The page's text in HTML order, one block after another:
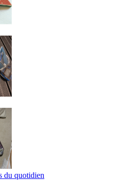
du quotidien